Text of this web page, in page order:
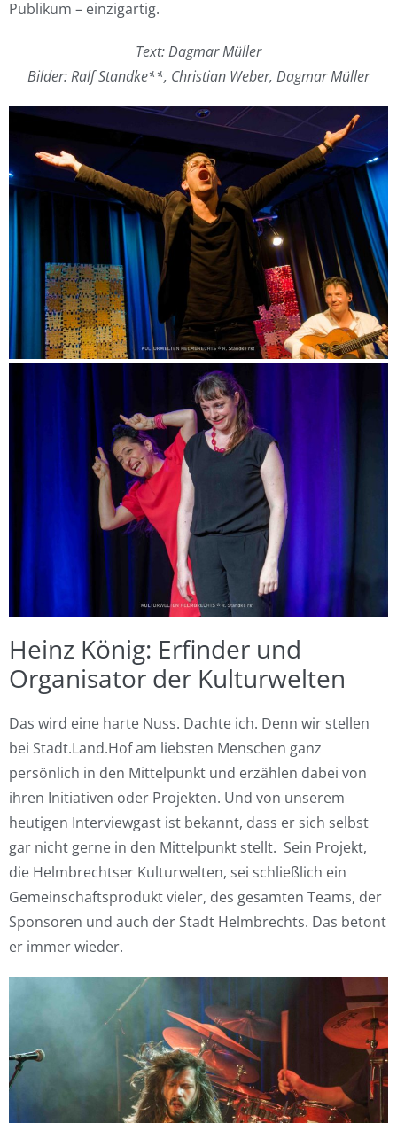
Publikum – einzigartig.
Text: Dagmar Müller
Bilder: Ralf Standke**, Christian Weber, Dagmar Müller
Heinz König: Erfinder und
Organisator der Kulturwelten
Das wird eine harte Nuss. Dachte ich. Denn wir stellen
bei Stadt.Land.Hof am liebsten Menschen ganz
persönlich in den Mittelpunkt und erzählen dabei von
ihren Initiativen oder Projekten. Und von unserem
heutigen Interviewgast ist bekannt, dass er sich selbst
gar nicht gerne in den Mittelpunkt stellt. Sein Projekt,
die Helmbrechtser Kulturwelten, sei schließlich ein
Gemeinschaftsprodukt vieler, des gesamten Teams, der
Sponsoren und auch der Stadt Helmbrechts. Das betont
er immer wieder.